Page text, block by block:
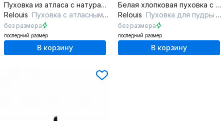
Пуховка из атласа с натуральным хлопком универсальная
Relouis Пуховка с атласным верхом
без размера
последний размер
В корзину
Белая хлопковая пуховка с атласной лентой
Relouis Пуховка для пудры из хлопка с белой тесьмой
без размера
последний размер
В корзину